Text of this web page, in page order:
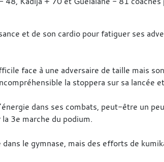
et de son cardio pour fatiguer ses
face à une adversaire de taille mais
la stoppera sur sa lancée
dans ses combats, peut-être un
3e marche du podium.
le gymnase, mais des efforts de